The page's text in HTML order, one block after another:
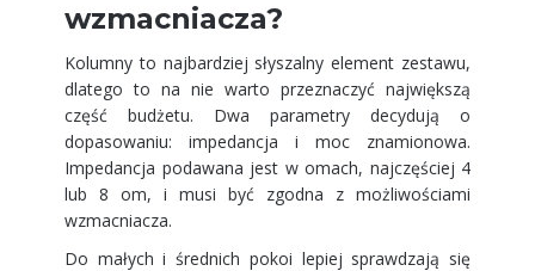
wzmacniacza?
Kolumny to najbardziej słyszalny element zestawu,
dlatego to na nie warto przeznaczyć największą
część budżetu. Dwa parametry decydują o
dopasowaniu: impedancja i moc znamionowa.
Impedancja podawana jest w omach, najczęściej 4
lub 8 om, i musi być zgodna z możliwościami
wzmacniacza.
Do małych i średnich pokoi lepiej sprawdzają się